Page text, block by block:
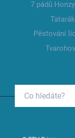
7 pádů
Pěstování